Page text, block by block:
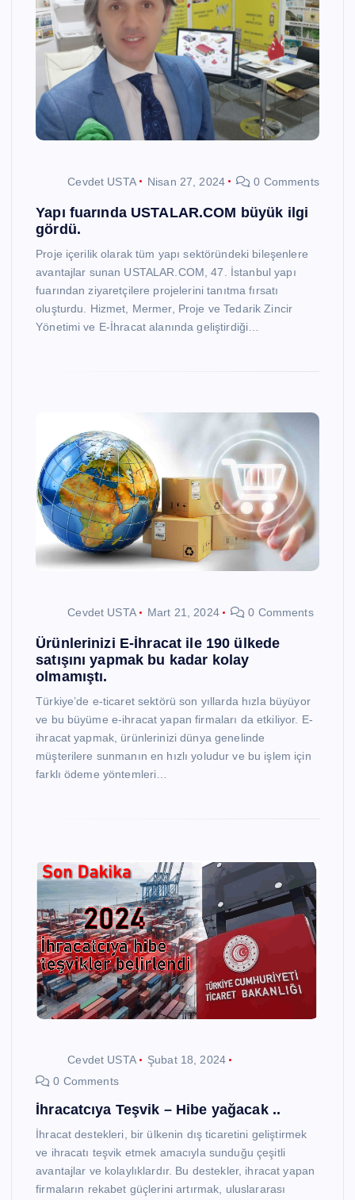
Cevdet USTA Nisan 27, 2024 0 Comments
Yapı fuarında USTALAR.COM büyük ilgi
gördü.
Proje içerilik olarak tüm yapı sektöründeki bileşenlere
avantajlar sunan USTALAR.COM, 47. İstanbul yapı
fuarından ziyaretçilere projelerini tanıtma fırsatı
oluşturdu. Hizmet, Mermer, Proje ve Tedarik Zincir
Yönetimi ve E-İhracat alanında geliştirdiği…
Cevdet USTA Mart 21, 2024 0 Comments
Ürünlerinizi E-İhracat ile 190 ülkede
satışını yapmak bu kadar kolay
olmamıştı.
Türkiye’de e-ticaret sektörü son yıllarda hızla büyüyor
ve bu büyüme e-ihracat yapan firmaları da etkiliyor. E-
ihracat yapmak, ürünlerinizi dünya genelinde
müşterilere sunmanın en hızlı yoludur ve bu işlem için
farklı ödeme yöntemleri…
Cevdet USTA
Şubat 18, 2024
0 Comments
İhracatcıya Teşvik – Hibe yağacak ..
İhracat destekleri, bir ülkenin dış ticaretini geliştirmek
ve ihracatı teşvik etmek amacıyla sunduğu çeşitli
avantajlar ve kolaylıklardır. Bu destekler, ihracat yapan
firmaların rekabet güçlerini artırmak, uluslararası